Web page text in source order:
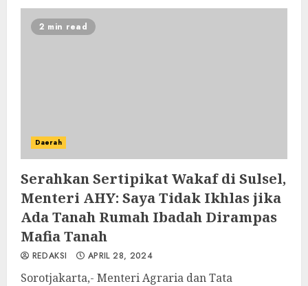
2 min read
Daerah
Serahkan Sertipikat Wakaf di Sulsel,
Menteri AHY: Saya Tidak Ikhlas jika
Ada Tanah Rumah Ibadah Dirampas
Mafia Tanah
REDAKSI APRIL 28, 2024
Sorotjakarta,- Menteri Agraria dan Tata